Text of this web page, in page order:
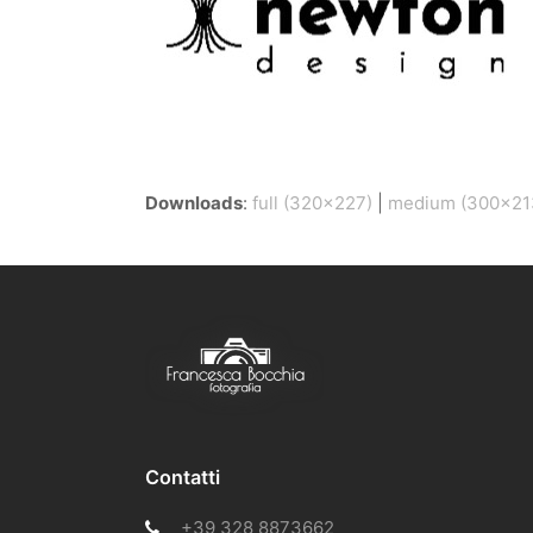
Downloads: full (320x227) medium
Contatti
+39 328 8873662